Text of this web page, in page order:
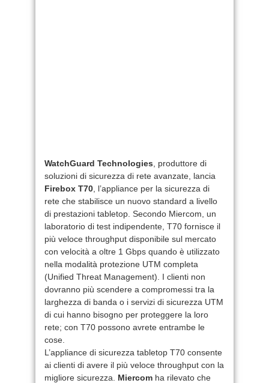
WatchGuard Technologies , produttore di
soluzioni di sicurezza di rete avanzate, lancia
Firebox T70 , l’appliance per la sicurezza di
rete che stabilisce un nuovo standard a livello
di prestazioni tabletop. Secondo Miercom, un
laboratorio di test indipendente, T70 fornisce il
più veloce throughput disponibile sul mercato
con velocità a oltre 1 Gbps quando è utilizzato
nella modalità protezione UTM completa
(Unified Threat Management). I clienti non
dovranno più scendere a compromessi tra la
larghezza di banda o i servizi di sicurezza UTM
di cui hanno bisogno per proteggere la loro
rete; con T70 possono avrete entrambe le
cose.
L’appliance di sicurezza tabletop T70 consente
ai clienti di avere il più veloce throughput con la
migliore sicurezza. Miercom ha rilevato che